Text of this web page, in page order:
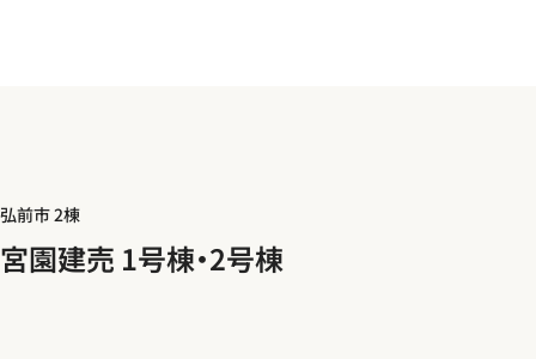
弘前市 2棟
宮園建売 1号棟・2号棟